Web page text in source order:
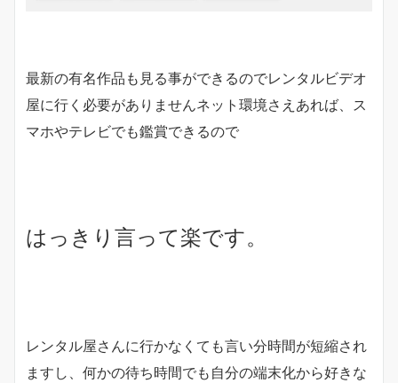
最新の有名作品も見る事ができるのでレンタルビデオ
屋に行く必要がありませんネット環境さえあれば、ス
マホやテレビでも鑑賞できるので
はっきり言って楽です。
レンタル屋さんに行かなくても言い分時間が短縮され
ますし、何かの待ち時間でも自分の端末化から好きな